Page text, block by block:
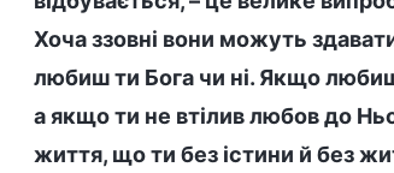
Хоча ззовні вони можуть
любиш ти Бога чи ні. Якщо
а якщо ти не втілив любов до
життя, що ти без істини й без